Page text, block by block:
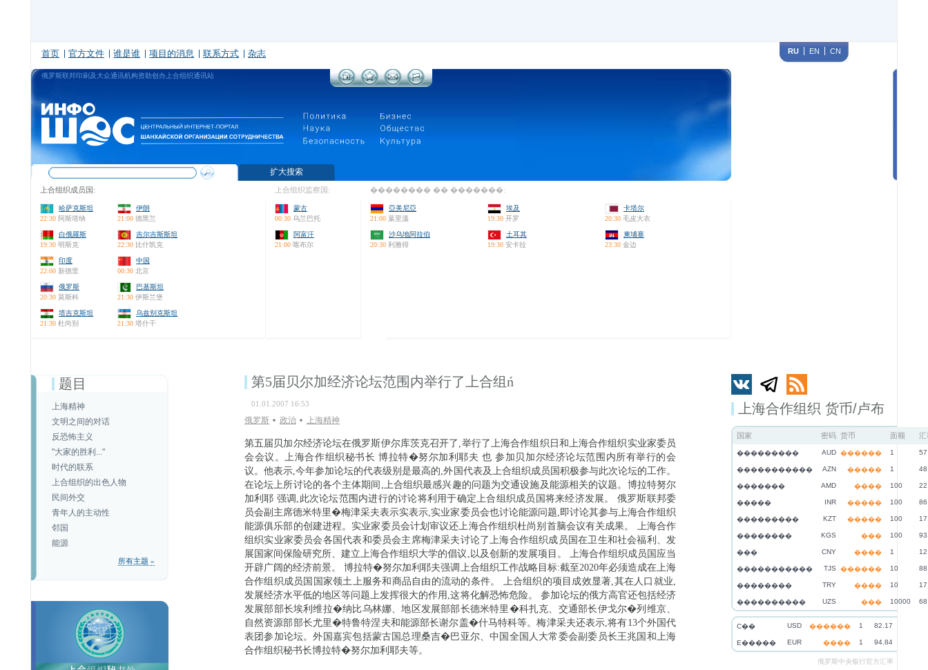
首页 官方文件 谁是谁 项目的消息 联系方式 杂志 RU EN CN
俄罗斯联邦印刷及大众通讯机构资助创办上合组织通讯站
扩大搜索
上合组织成员国:
哈萨克斯坦
22:30 阿斯塔纳
伊朗
21:00 德黑兰
白俄羅斯
19:30 明斯克
吉尔吉斯斯坦
22:30 比什凯克
印度
22:00 新德里
中国
00:30 北京
俄罗斯
20:30 莫斯科
巴基斯坦
21:30 伊斯兰堡
塔吉克斯坦
21:30 杜尚别
乌兹别克斯坦
21:30 塔什干
上合组织监察国:
蒙古
00:30 乌兰巴托
阿富汗
21:00 喀布尔
�������� �� �������:
亞美尼亞
21:00 葉里溫
埃及
19:30 开罗
卡塔尔
20:30 毛皮大衣
沙乌地阿拉伯
20:30 利雅得
土耳其
19:30 安卡拉
柬埔寨
23:30 金边
上海合作组织 货币/卢布
国家 密码 货币 面额 汇
��������� AUD ������ 1
����������� AZN ����� 1
������� AMD ���� 100
����� INR ����� 100
��������� KZT ����� 100
�������� KGS ��� 100
��� CNY ���� 1
����������� TJS ������ 10
�������� TRY ���� 10
���������� UZS ��� 10000
C�� USD ������ 1 82.17
E����� EUR ���� 1 94.84
俄罗斯中央银行官方汇率
题目
上海精神
文明之间的对话
反恐怖主义
"大家的胜利..."
时代的联系
上合组织的出色人物
民间外交
青年人的主动性
邻国
能源
所有主题 »
第5届贝尔加经济论坛范围内举行了上合组ń
01.01.2007 16:53
俄罗斯 政治 上海精神
第五届贝加尔经济论坛在俄罗斯伊尔库茨克召开了,举行了上海合作组织日和上海合作组织实业家委员
会会议。上海合作组织秘书长 博拉特�努尔加利耶夫 也 参加贝加尔经济论坛范围内所有举行的会
议。他表示,今年参加论坛的代表级别是最高的,外国代表及上合组织成员国积极参与此次论坛的工作。
在论坛上所讨论的各个主体期间,上合组织最感兴趣的问题为交通设施及能源相关的议题。博拉特努尔
加利耶 强调,此次论坛范围内进行的讨论将利用于确定上合组织成员国将来经济发展。 俄罗斯联邦委
员会副主席德米特里�梅津采夫表示实表示,实业家委员会也讨论能源问题,即讨论其参与上海合作组织
能源俱乐部的创建进程。实业家委员会计划审议还上海合作组织杜尚别首脑会议有关成果。 上海合作
组织实业家委员会各国代表和委员会主席梅津采夫讨论了上海合作组织成员国在卫生和社会福利、发
展国家间保险研究所、建立上海合作组织大学的倡议,以及创新的发展项目。 上海合作组织成员国应当
开辟广阔的经济前景。 博拉特�努尔加利耶夫强调上合组织工作战略目标:截至2020年必须造成在上海
合作组织成员国国家领土上服务和商品自由的流动的条件。 上合组织的项目成效显著,其在人口就业,
发展经济水平低的地区等问题上发挥很大的作用,这将化解恐怖危险。 参加论坛的俄方高官还包括经济
发展部部长埃利维拉�纳比乌林娜、地区发展部部长德米特里�科扎克、交通部长伊戈尔�列维京、
自然资源部部长尤里�特鲁特涅夫和能源部长谢尔盖�什马特科等。梅津采夫还表示,将有13个外国代
表团参加论坛。外国嘉宾包括蒙古国总理桑吉�巴亚尔、中国全国人大常委会副委员长王兆国和上海
合作组织秘书长博拉特�努尔加利耶夫等。